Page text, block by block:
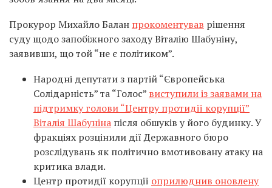
Прокурор Михайло Балан прокоментував рішення
суду щодо запобіжного заходу Віталію Шабуніну,
заявивши, що той “не є політиком”.
Народні депутати з партій “Європейська
Солідарність” та “Голос” виступили із заявами на
підтримку голови “Центру протидії корупції”
Віталія Шабуніна після обшуків у його будинку. У
фракціях розцінили дії Державного бюро
розслідувань як політично вмотивовану атаку на
критика влади.
Центр протидії корупції оприлюднив оновлену